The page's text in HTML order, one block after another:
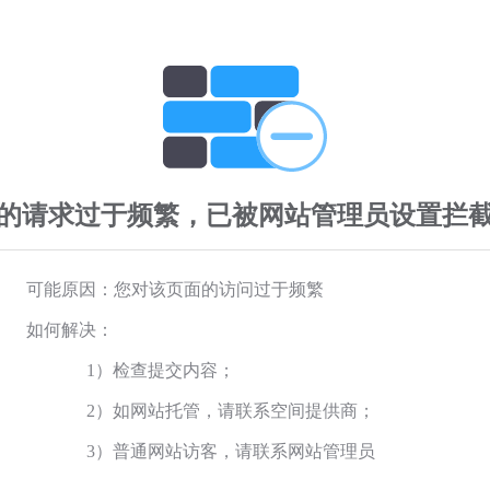
请求过于频繁，已被网站管理员设置拦
可能原因：您对该页面的访问过于频繁
如何解决：
1）检查提交内容；
2）如网站托管，请联系空间提供商；
3）普通网站访客，请联系网站管理员